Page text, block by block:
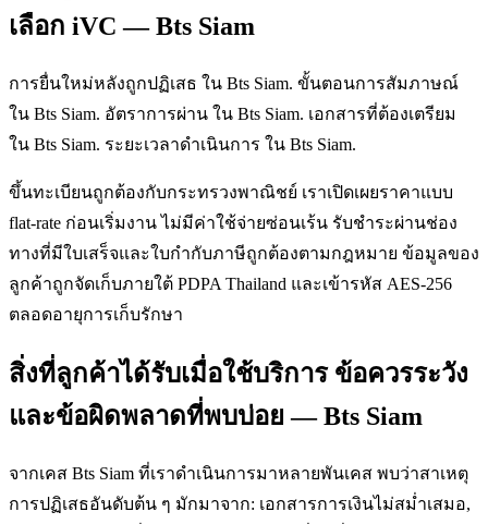
เลือก iVC — Bts Siam
การยื่นใหม่หลังถูกปฏิเสธ ใน Bts Siam. ขั้นตอนการสัมภาษณ์
ใน Bts Siam. อัตราการผ่าน ใน Bts Siam. เอกสารที่ต้องเตรียม
ใน Bts Siam. ระยะเวลาดำเนินการ ใน Bts Siam.
ขึ้นทะเบียนถูกต้องกับกระทรวงพาณิชย์ เราเปิดเผยราคาแบบ
flat-rate ก่อนเริ่มงาน ไม่มีค่าใช้จ่ายซ่อนเร้น รับชำระผ่านช่อง
ทางที่มีใบเสร็จและใบกำกับภาษีถูกต้องตามกฎหมาย ข้อมูลของ
ลูกค้าถูกจัดเก็บภายใต้ PDPA Thailand และเข้ารหัส AES-256
ตลอดอายุการเก็บรักษา
สิ่งที่ลูกค้าได้รับเมื่อใช้บริการ ข้อควรระวัง
และข้อผิดพลาดที่พบบ่อย — Bts Siam
จากเคส Bts Siam ที่เราดำเนินการมาหลายพันเคส พบว่าสาเหตุ
การปฏิเสธอันดับต้น ๆ มักมาจาก: เอกสารการเงินไม่สม่ำเสมอ,